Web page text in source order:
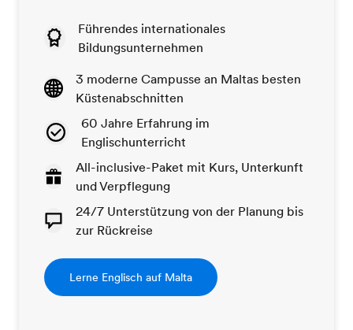
Führendes internationales
Bildungsunternehmen
3 moderne Campusse an Maltas besten
Küstenabschnitten
60 Jahre Erfahrung im
Englischunterricht
All-inclusive-Paket mit Kurs, Unterkunft
und Verpflegung
24/7 Unterstützung von der Planung bis
zur Rückreise
Lerne Englisch auf Malta